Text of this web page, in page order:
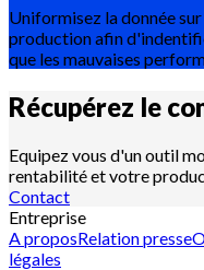
Uniformisez la donnée
production afin
que les mauvaises
Récupérez le
Equipez vous d'un outil
rentabilité et votre
Contact
Entreprise
A proposRelation presse
légales